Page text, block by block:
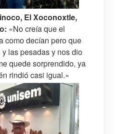
El Xoconoxtle,
«No creía que el
como decían pero que
las pesadas y nos dio
quede sorprendido, ya
rindió casi igual.»